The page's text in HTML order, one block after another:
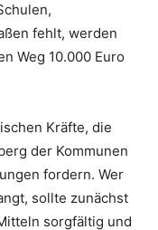
fehlt, werden
Weg 10.000 Euro
Kräfte, die
der Kommunen
fordern. Wer
sollte zunächst
sorgfältig und